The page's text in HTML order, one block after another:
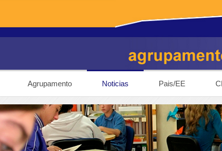
Agrupamento Noticias Pais/EE